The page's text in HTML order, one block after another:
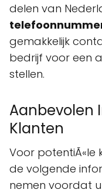
delen van
gemakkelijk
bedrijf voor een
stellen.
Aanbevolen
Klanten
Voor
de volgende
nemen voordat